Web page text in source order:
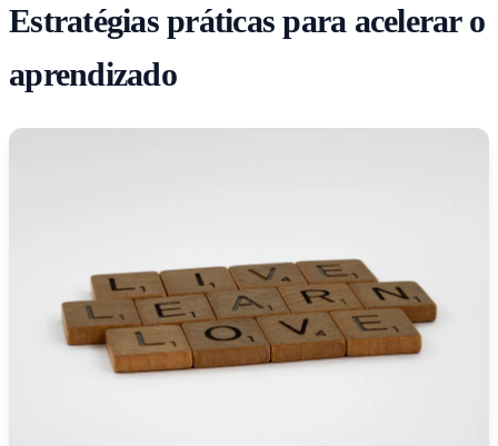
Estratégias práticas para acelerar o
aprendizado